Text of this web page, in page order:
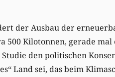
der Ausbau der
500 Kilotonnen, gerade mal
den politischen
Land sei, das beim